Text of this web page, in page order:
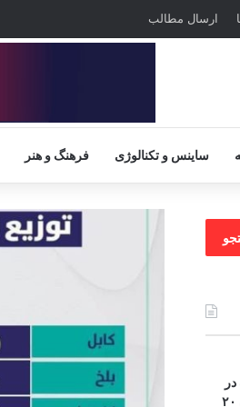
ارسال مطالب
ساینس و تکنالوژی فرهنگ و هنر
انتظار نجات؛ گروگان‌گیران ۲۰